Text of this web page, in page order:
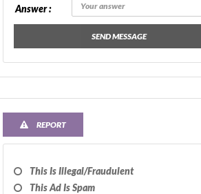
Answer :
SEND MESSAGE
REPORT
This Is Illegal/fraudulent
This Ad Is Spam